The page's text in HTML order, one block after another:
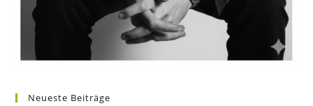
Neueste Beiträge